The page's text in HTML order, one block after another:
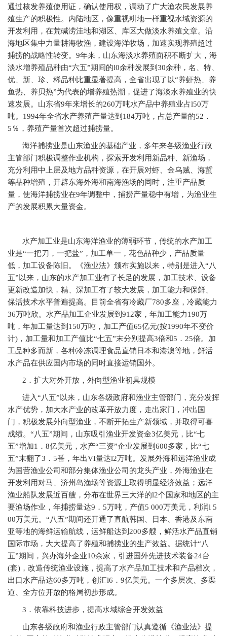
通过核发养殖使用证，确认使用权，调动了广大渔农民发展养
殖生产的积极性。内陆地区，像重视耕地一样重视水域资源的
开发利用，在荒碱涝洼地和湖区、库区大做淡水养殖文章。沿
海地区集中力量耕海牧渔，建设海洋牧场，加速实现养殖超过
捕捞的战略性转变。9年来，山东海淡水养殖面积不断扩大，海
淡水增养殖品种由“六五”期间的l0余种发展到30余种，名、特、
优、新、珍、稀品种比重显著提高，全省出现了以“养虾热、养
鱼热、养贝热”为代表的增养殖热潮，促进了海淡水养殖业的快
速发展。山东省9年来增长的260万吨水产品中养殖业占l50万
吨。1994年全省水产养殖产量达到184万吨，占总产量的52．
5％，养殖产量首次超过捕捞量。
海洋捕捞业是山东渔业的基础产业，多年来各级渔业行政
主管部门积极调整作业机构，探索开发利用新品种、新渔场，
充分利用中上层及地方品种资源，在开展对虾、金乌贼、海蜇
等品种增殖，开辟东海外海和南海渔场的同时，注重产品质
量，使海洋捕捞业在9年调整中，捕捞产量稳中有增，为渔业生
产的发展积累大量资金。
水产加工业是山东海洋渔业的薄弱环节，传统的水产加工
业是“一把刀，一把盐”，加工单一，花色品种少，产品质量
低，加工设备陈旧。《渔业法》颁布实施以来，特别是进入“八
五”以来，山东的水产加工业有了长足的发展，加工技术、设备
更新改造加快，精、深加工有了较大发展，加工能力和保鲜、
保活技术水平普遍提高。目前全省有冷藏厂780多座，冷藏能力
36万吨欣。水产品加工企业发展到912家，年加工能力190万
吨，年加工量达到150万吨，加工产值65亿元(按1990年不变价
计)，加工量和加工产值比“七五”末分别提高3倍和5．25倍。加
工品种多而新，各种冷冻调理食品直销日本和港澳等地，鲜活
水产品在供应国内市场的同时直接运销国外。
2 ．扩大对外开放，外向型渔业初具规模
进入“八五”以来，山东各级政府和渔业主管部门，充分发挥
水产优势，加大水产业的改革开放力度，走出家门，冲出国
门，积极发展外向型渔业，不断开拓生产新领域，并取得可喜
成绩。“八五”期间，山东吸引渔业开发资金3亿美元，比“七
五”增加1．8亿美元，水产“三资”企业发展到600多家，比“七
五”末翻了3．5番，年出VI量达l2万吨。发展外海和远洋渔业成
为国营渔业公司和部分集体渔业公司的龙头产业，外海渔业在
开发利用对马、济州岛渔场等资源上取得明显经济效益；远洋
渔业船队发展近百艘，分布在世界三大洋的l2个国家和地区的主
要渔场作业，年捕捞量达9．5万吨，产值5 000万美元，利润l 5
00万美元。“八五”期间还开通了直航韩国、日本、香港及东南
亚等地的海鲜运输航线，运鲜船达到200多艘，鲜活水产品直销
国际市场，大大提高了养殖和捕捞业的生产效益。据统计“八
五”期间，兴办海外企业10余家，引进国外先进技术装备24台
(套)，改造传统渔业设施，提高了水产品加工技术和产品档次，
出口水产品达60多万吨，创汇l6．9亿美元。一个多层次、多渠
道、全方位开放的格局初步形成。
3 ．依靠科技进步，提高水域综合开发效益
山东各级政府和渔业行政主管部门认真遵循《渔业法》提